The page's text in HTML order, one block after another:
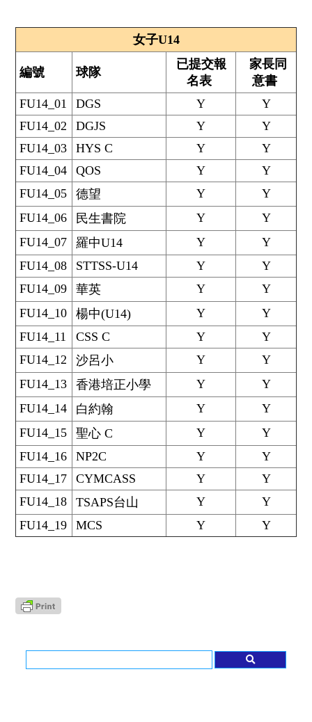
女子U14
編號 球隊
已提交報
名表
家長同
意書
FU14_01
DGS Y
Y
FU14_02
DGJS Y
Y
FU14_03
HYS C Y
Y
FU14_04
QOS Y
Y
FU14_05
德望 Y
Y
FU14_06
民生書院 Y
Y
FU14_07
羅中U14 Y
Y
FU14_08
STTSS-U14 Y
Y
FU14_09
華英 Y
Y
FU14_10
楊中(U14) Y
Y
FU14_11
CSS C Y
Y
FU14_12
沙呂小 Y
Y
FU14_13
香港培正小學 Y
Y
FU14_14
白約翰 Y
Y
FU14_15
聖心 C Y
Y
FU14_16
NP2C Y
Y
FU14_17
CYMCASS Y
Y
FU14_18
TSAPS台山 Y
Y
FU14_19
MCS Y Y